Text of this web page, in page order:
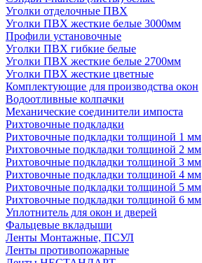
Уголки отделочные ПВХ
Уголки ПВХ жесткие белые 3000мм
Профили установочные
Уголки ПВХ гибкие белые
Уголки ПВХ жесткие белые 2700мм
Уголки ПВХ жесткие цветные
Комплектующие для производства окон
Водоотливные колпачки
Механические соединители импоста
Рихтовочные подкладки
Рихтовочные подкладки толщиной 1 мм
Рихтовочные подкладки толщиной 2 мм
Рихтовочные подкладки толщиной 3 мм
Рихтовочные подкладки толщиной 4 мм
Рихтовочные подкладки толщиной 5 мм
Рихтовочные подкладки толщиной 6 мм
Уплотнитель для окон и дверей
Фальцевые вкладыши
Ленты Монтажные, ПСУЛ
Ленты противопожарные